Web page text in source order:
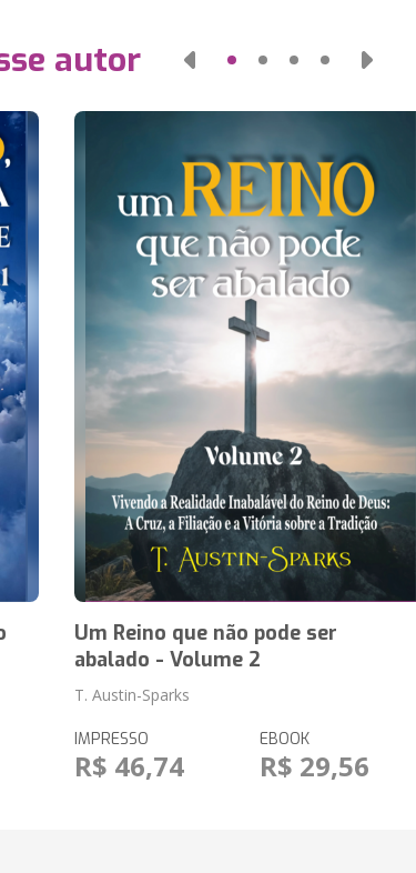
autor
Um Reino que não pode ser
abalado - Volume 2
T. Austin-Sparks
IMPRESSO
R$ 46,74
EBOOK
R$ 29,56